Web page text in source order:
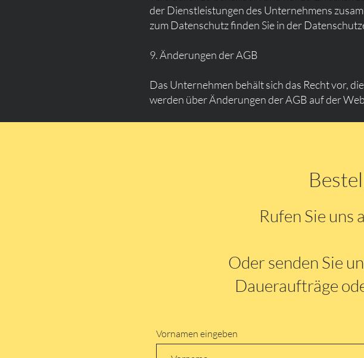
der Dienstleistungen des Unternehmens
zum Datenschutz finden Sie in der
9. Änderungen der AGB
Das Unternehmen behält sich das Recht vor,
werden über Änderungen der AGB auf der
Rufen Sie uns
+49 (0)
Oder senden Sie
Daueraufträge
Vornamen eingeben